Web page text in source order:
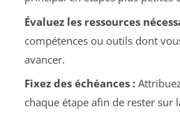
Évaluez les ressources
compétences ou outils dont
avancer.
Fixez des échéances :
chaque étape afin de rester sur